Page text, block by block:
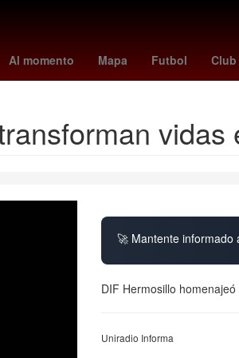
Al momento Mapa Futbol Club
Star Wars alerta meteorológica
vidas
🚀 Mantente informado
DIF Hermosillo
Uniradio Informa